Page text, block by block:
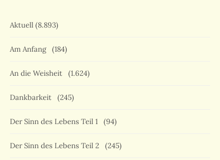
Aktuell (8.893)
Am Anfang (184)
An die Weisheit (1.624)
Dankbarkeit (245)
Der Sinn des Lebens Teil 1 (94)
Der Sinn des Lebens Teil 2 (245)